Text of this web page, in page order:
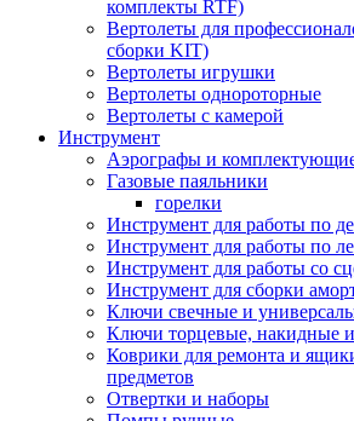
комплекты RTF)
Вертолеты для
сборки KIT)
Вертолеты игрушки
Вертолеты однороторные
Вертолеты с камерой
Инструмент
Аэрографы и
Газовые паяльники
горелки
Инструмент для работы по
Инструмент для работы по
Инструмент для работы со
Инструмент для сборки
Ключи свечные и
Ключи торцевые, накидные
Коврики для ремонта и
предметов
Отвертки и наборы